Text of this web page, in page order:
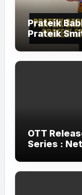
Prateik
Prateik
OTT
Series : Netflix, JioHotstar और Ultra